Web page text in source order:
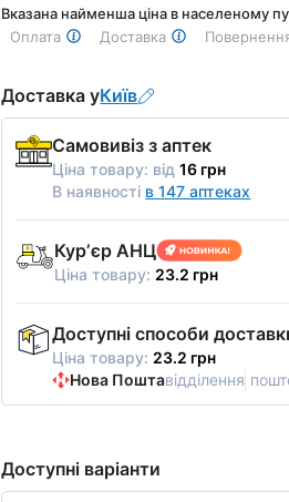
Вказана найменша ціна в населеному
Оплата
Доставка
Доставка уКиїв
Самовивіз з аптек
Ціна товару: від 16 грн
В наявності в 147 аптеках
Курʼєр АНЦ
Ціна товару: 23.2 грн
Доступні способи
Ціна товару: 23.2 грн
Нова Поштавідділення
Доступні варіанти